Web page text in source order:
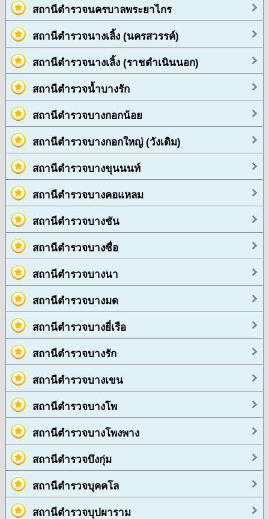
สถานีตำรวจนครบาลพระยาไกร
สถานีตำรวจนางเลิ้ง (นครสวรรค์)
สถานีตำรวจนางเลิ้ง (ราชดำเนินนอก)
สถานีตำรวจน้ำบางรัก
สถานีตำรวจบางกอกน้อย
สถานีตำรวจบางกอกใหญ่ (วังเดิม)
สถานีตำรวจบางขุนนนท์
สถานีตำรวจบางคอแหลม
สถานีตำรวจบางชัน
สถานีตำรวจบางซื่อ
สถานีตำรวจบางนา
สถานีตำรวจบางมด
สถานีตำรวจบางยี่เรือ
สถานีตำรวจบางรัก
สถานีตำรวจบางเขน
สถานีตำรวจบางโพ
สถานีตำรวจบางโพงพาง
สถานีตำรวจบึงกุ่ม
สถานีตำรวจบุคคโล
สถานีตำรวจบุปผาราม